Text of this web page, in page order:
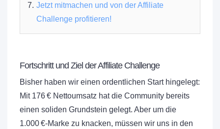
Jetzt mitmachen und von der Affiliate
Challenge profitieren!
Fortschritt und Ziel der Affiliate Challenge
Bisher haben wir einen ordentlichen Start hingelegt:
Mit 176 € Nettoumsatz hat die Community bereits
einen soliden Grundstein gelegt. Aber um die
1.000 €-Marke zu knacken, müssen wir uns in den